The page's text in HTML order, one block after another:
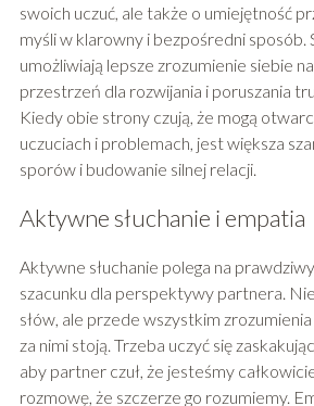
swoich uczuć, ale także o umiejętność
myśli w klarowny i bezpośredni
umożliwiają lepsze zrozumienie siebie
przestrzeń dla rozwijania i poruszania
Kiedy obie strony czują, że mogą
uczuciach i problemach, jest większa
sporów i budowanie silnej relacji.
Aktywne słuchanie i empatia
Aktywne słuchanie polega na
szacunku dla perspektywy partnera.
słów, ale przede wszystkim
za nimi stoją. Trzeba uczyć się
aby partner czuł, że jesteśmy
rozmowę, że szczerze go rozumiemy.